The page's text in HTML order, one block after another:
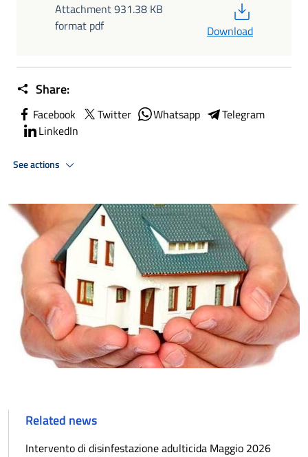
Attachment 931.38 KB
format pdf
Download
Share:
Facebook Twitter Whatsapp
Telegram
LinkedIn
See actions
Related news
Intervento di disinfestazione adulticida Maggio 2026